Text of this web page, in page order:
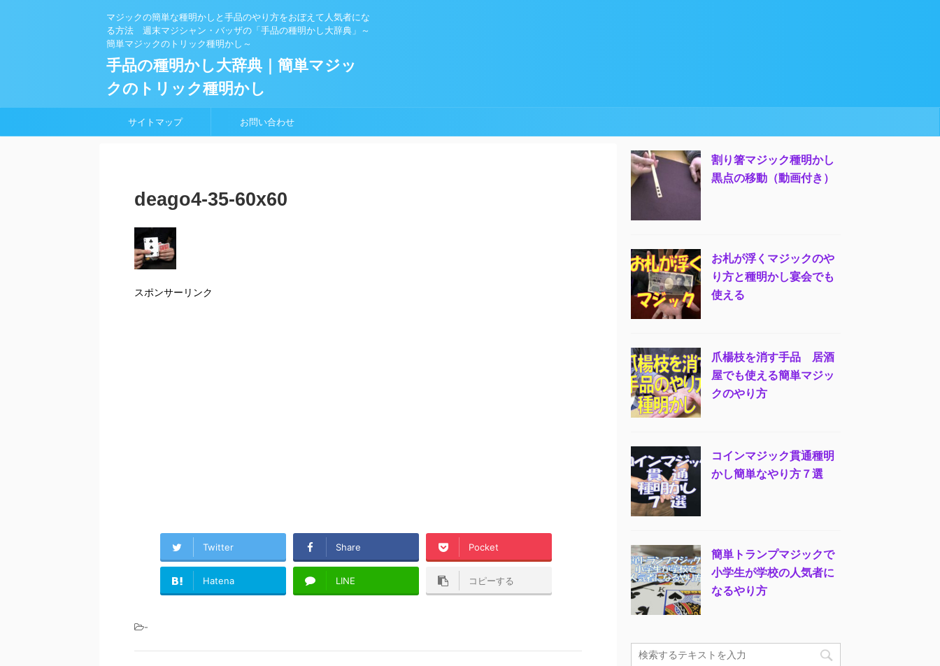
マジックの簡単な種明かしと手品のやり方をおぼえて人気者にな
る方法 週末マジシャン・バッザの「手品の種明かし大辞典」～
簡単マジックのトリック種明かし～
手品の種明かし大辞典｜簡単マジッ
クのトリック種明かし
サイトマップ お問い合わせ
deago4-35-60x60
スポンサーリンク
Twitter Share Pocket
Hatena LINE コピーする
-
割り箸マジック種明かし
黒点の移動（動画付き）
お札が浮くマジックのや
り方と種明かし宴会でも
使える
爪楊枝を消す手品 居酒
屋でも使える簡単マジッ
クのやり方
コインマジック貫通種明
かし簡単なやり方７選
簡単トランプマジックで
小学生が学校の人気者に
なるやり方